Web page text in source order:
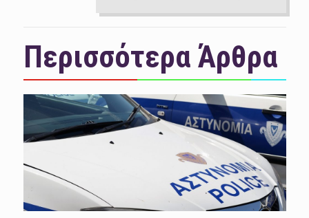
Περισσότερα Άρθρα